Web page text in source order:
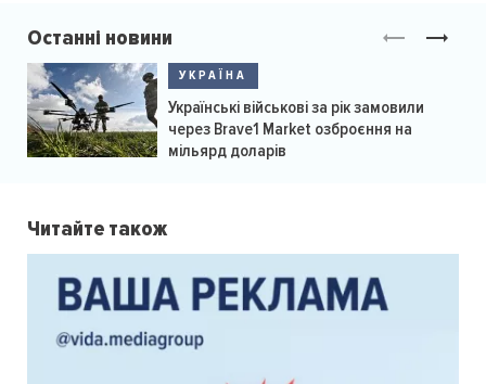
Останні новини
УКРАЇНА
Українські військові за рік замовили
через Brave1 Market озброєння на
мільярд доларів
Читайте також